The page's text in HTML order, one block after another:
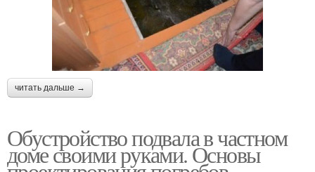
читать дальше →
Обустройство подвала в частном
доме своими руками. Основы